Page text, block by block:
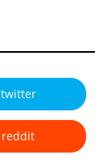
twitter
reddit